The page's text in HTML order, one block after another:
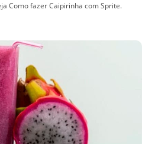
Como fazer Caipirinha com Sprite.